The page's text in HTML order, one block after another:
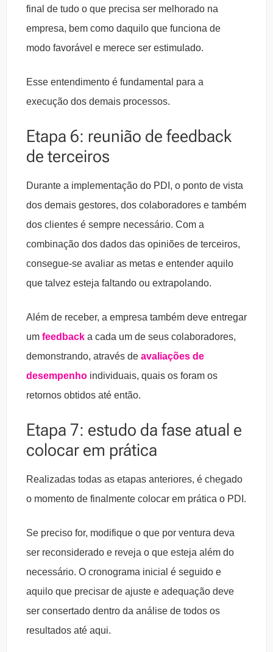
final de tudo o que precisa ser melhorado na
empresa, bem como daquilo que funciona de
modo favorável e merece ser estimulado.
Esse entendimento é fundamental para a
execução dos demais processos.
Etapa 6: reunião de feedback
de terceiros
Durante a implementação do PDI, o ponto de vista
dos demais gestores, dos colaboradores e também
dos clientes é sempre necessário. Com a
combinação dos dados das opiniões de terceiros,
consegue-se avaliar as metas e entender aquilo
que talvez esteja faltando ou extrapolando.
Além de receber, a empresa também deve entregar
um feedback a cada um de seus colaboradores,
demonstrando, através de avaliações de
desempenho individuais, quais os foram os
retornos obtidos até então.
Etapa 7: estudo da fase atual e
colocar em prática
Realizadas todas as etapas anteriores, é chegado
o momento de finalmente colocar em prática o PDI.
Se preciso for, modifique o que por ventura deva
ser reconsiderado e reveja o que esteja além do
necessário. O cronograma inicial é seguido e
aquilo que precisar de ajuste e adequação deve
ser consertado dentro da análise de todos os
resultados até aqui.